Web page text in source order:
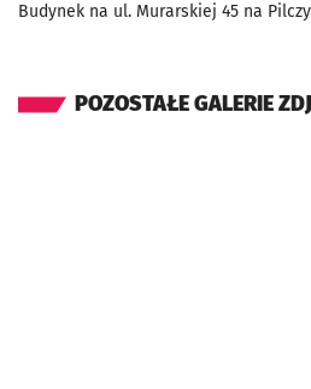
Budynek na ul. Murarskiej 45 na
POZOSTAŁE GALERIE